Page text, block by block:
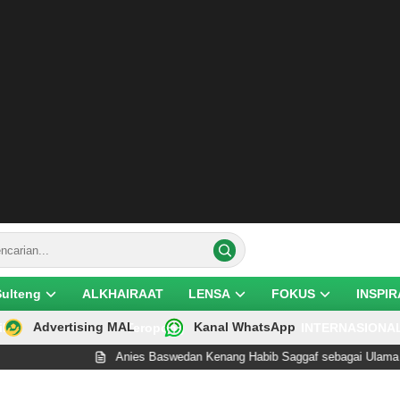
ALKHAIRAAT LENSA FOKUS
Teropong
Advertising MAL Kanal WhatsApp
Anies Baswedan Kenang Habib Saggaf sebagai Ulama yang